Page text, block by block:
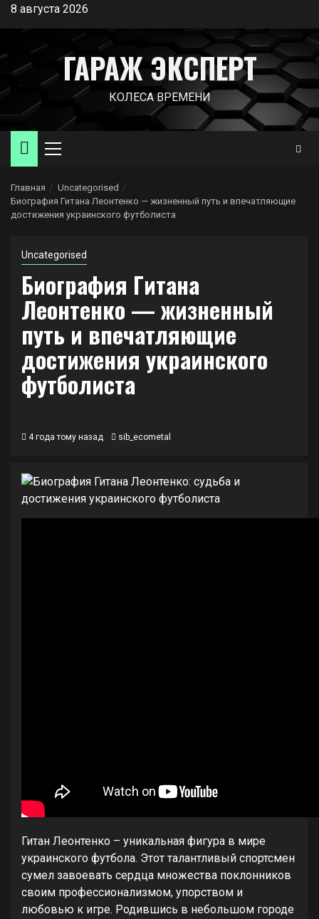
Перейти
содержимому
8 августа 2026
ГАРАЖ ЭКСПЕРТ
КОЛЕСА ВРЕМЕНИ
Основное
Главная
Uncategorised
Биография Гитана Леонтенко — жизненный путь и впечатляющие
достижения украинского футболиста
Uncategorised
Биография Гитана
Леонтенко — жизненный
путь и впечатляющие
достижения украинского
футболиста
4 года тому назад sib_ecometal
Гитан Леонтенко – уникальная фигура в мире
украинского футбола. Этот талантливый спортсмен
сумел завоевать сердца множества поклонников
своим профессионализмом, упорством и
любовью к игре. Родившись в небольшом городе